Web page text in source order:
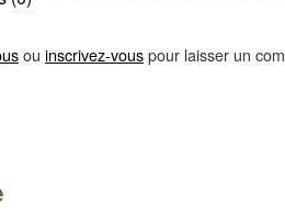
ou inscrivez-vouspour laisser un